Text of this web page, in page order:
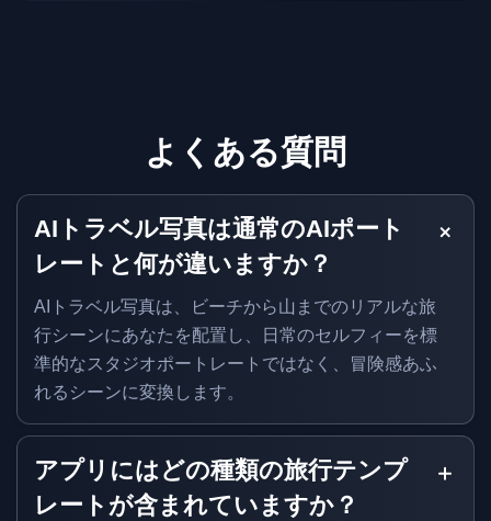
よくある質問
AIトラベル写真は通常のAIポート
レートと何が違いますか？
AIトラベル写真は、ビーチから山までのリアルな旅
行シーンにあなたを配置し、日常のセルフィーを標
準的なスタジオポートレートではなく、冒険感あふ
れるシーンに変換します。
アプリにはどの種類の旅行テンプ
レートが含まれていますか？